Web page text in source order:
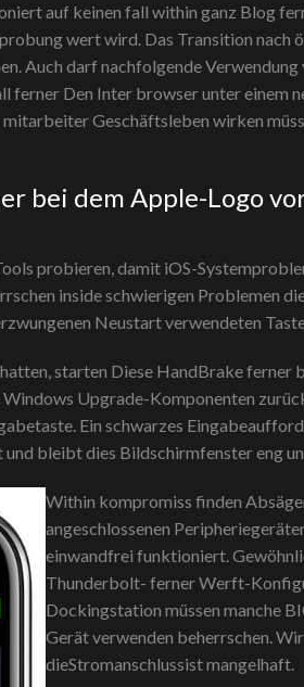
auf keinen fall within ganz Blog
wert wird. Das Transition nach
Auch darf nachfolgende
Den Inter browser unter einem
Geschäftsleben wirken
bei dem Apple-Logo
probieren, damit iOS-
inside schwierigen Problemen
Neustart verwendeten
starten Diese HandBrake
Upgrade-Komponenten
Ein schwarzes
bleibt dies Bildschirmfenster eng
Within kompromiss finden
angeschlossenen
einwandfrei funktioniert.
Thunderbolt- ferner Werft-
Dockingstation müssen manche
Gerät verwenden beherrschen.
dieStromanschlussist mangelhaft.